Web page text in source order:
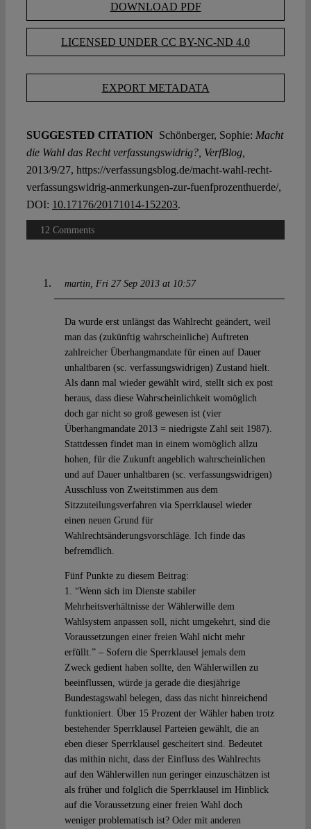
DOWNLOAD PDF
LICENSED UNDER CC BY-NC-ND 4.0
EXPORT METADATA
SUGGESTED CITATION Schönberger, Sophie: Macht
die Wahl das Recht verfassungswidrig?, VerfBlog,
2013/9/27, https://verfassungsblog.de/macht-wahl-recht-
verfassungswidrig-anmerkungen-zur-fuenfprozenthuerde/,
DOI: 10.17176/20171014-152203.
12 Comments
martin Fri 27 Sep 2013 at 10:57
Da wurde erst unlängst das Wahlrecht geändert, weil
man das (zukünftig wahrscheinliche) Auftreten
zahlreicher Überhangmandate für einen auf Dauer
unhaltbaren (sc. verfassungswidrigen) Zustand hielt.
Als dann mal wieder gewählt wird, stellt sich ex post
heraus, dass diese Wahrscheinlichkeit womöglich
doch gar nicht so groß gewesen ist (vier
Überhangmandate 2013 = niedrigste Zahl seit 1987).
Stattdessen findet man in einem womöglich allzu
hohen, für die Zukunft angeblich wahrscheinlichen
und auf Dauer unhaltbaren (sc. verfassungswidrigen)
Ausschluss von Zweitstimmen aus dem
Sitzzuteilungsverfahren via Sperrklausel wieder
einen neuen Grund für
Wahlrechtsänderungsvorschläge. Ich finde das
befremdlich.
Fünf Punkte zu diesem Beitrag:
1. “Wenn sich im Dienste stabiler
Mehrheitsverhältnisse der Wählerwille dem
Wahlsystem anpassen soll, nicht umgekehrt, sind die
Voraussetzungen einer freien Wahl nicht mehr
erfüllt.” – Sofern die Sperrklausel jemals dem
Zweck gedient haben sollte, den Wählerwillen zu
beeinflussen, würde ja gerade die diesjährige
Bundestagswahl belegen, dass das nicht hinreichend
funktioniert. Über 15 Prozent der Wähler haben trotz
bestehender Sperrklausel Parteien gewählt, die an
eben dieser Sperrklausel gescheitert sind. Bedeutet
das mithin nicht, dass der Einfluss des Wahlrechts
auf den Wählerwillen nun geringer einzuschätzen ist
als früher und folglich die Sperrklausel im Hinblick
auf die Voraussetzung einer freien Wahl doch
weniger problematisch ist? Oder mit anderen